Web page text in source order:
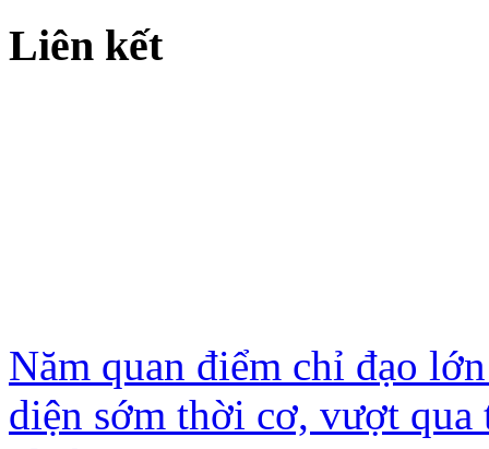
Liên kết
Năm quan điểm chỉ đạo
diện sớm thời cơ, vượt qua